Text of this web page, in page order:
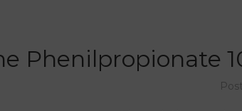
Phenilpropionate